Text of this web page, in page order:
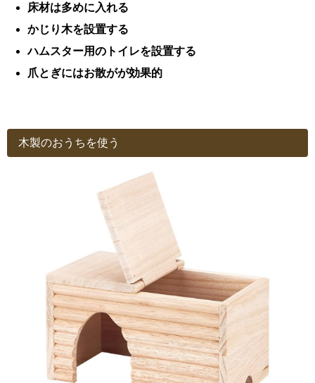
床材は多めに入れる
かじり木を設置する
ハムスター用のトイレを設置する
爪とぎにはお散がが効果的
木製のおうちを使う